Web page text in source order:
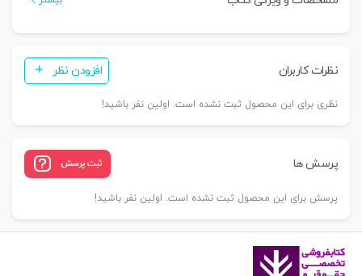
نظرات کاربران افزودن نظر
نظری برای این محصول ثبت نشده است. اولین نفر باشید!
پرسش ها ثبت پرسش
پرسش برای این محصول ثبت نشده است. اولین نفر باشید!